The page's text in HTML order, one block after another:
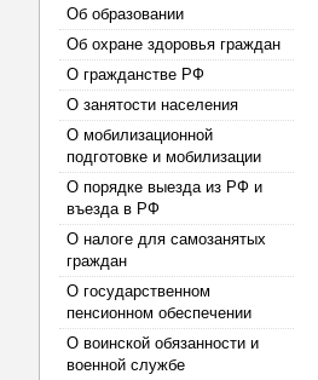
Об образовании
Об охране здоровья граждан
О гражданстве РФ
О занятости населения
О мобилизационной
подготовке и мобилизации
О порядке выезда из РФ и
въезда в РФ
О налоге для самозанятых
граждан
О государственном
пенсионном обеспечении
О воинской обязанности и
военной службе